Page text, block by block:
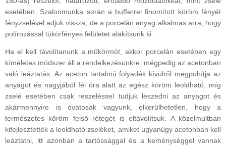
esetében. Szalonmunka során a bufferrel finomított köröm fényét
fényzselével adjuk vissza, de a porcelán anyag alkalmas arra, hogy
polírozással tükörfényes felületet alakítsunk ki.
Ha el kell távolítanunk a műkörmöt, akkor porcelán esetében egy
kíméletes módszer áll a rendelkezésünkre, mégpedig az acetonban
való leáztatás. Az aceton tartalmú folyadék kívülről megpuhítja az
anyagot és nagyjából fél óra alatt az egész köröm leoldható, míg
zselé esetében csak reszeléssel tudjuk leszedni az anyagot és
akármennyire is óvatosak vagyunk, elkerülhetetlen, hogy a
természetes köröm felső rétegét is eltávolítsuk. A közelmúltban
kifejlesztették a leoldható zseléket, amiket ugyanúgy acetonban kell
leáztatni, itt azonban a tartóssággal és a keménységgel vannak